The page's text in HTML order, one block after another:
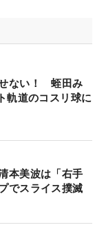
ない！ 蛭田み
軌道のコスリ球に
本美波は「右手
でスライス撲滅